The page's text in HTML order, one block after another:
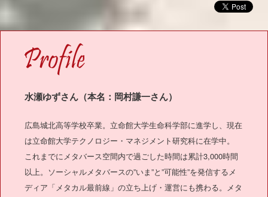
水瀬ゆずさん（本名：岡村謙一さん）
広島城北高等学校卒業。立命館大学生命科学部に進学し、現在
は立命館大学テクノロジー・マネジメント研究科に在学中。
これまでにメタバース空間内で過ごした時間は累計3,000時間
以上。ソーシャルメタバースの”いま”と”可能性”を発信するメ
ディア「メタカル最前線」の立ち上げ・運営にも携わる。メタ